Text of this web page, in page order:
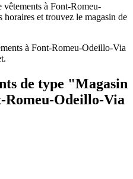
vêtements à Font-Romeu-
et trouvez le magasin de
à Font-Romeu-Odeillo-Via
de type "Magasin
Romeu-Odeillo-Via